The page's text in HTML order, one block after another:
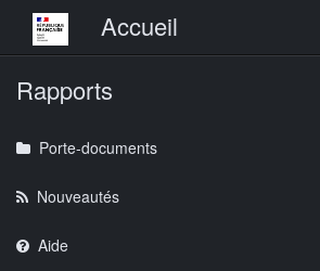
Menu principalAccueil
Rapports
Porte-documents
Nouveautés
Aide